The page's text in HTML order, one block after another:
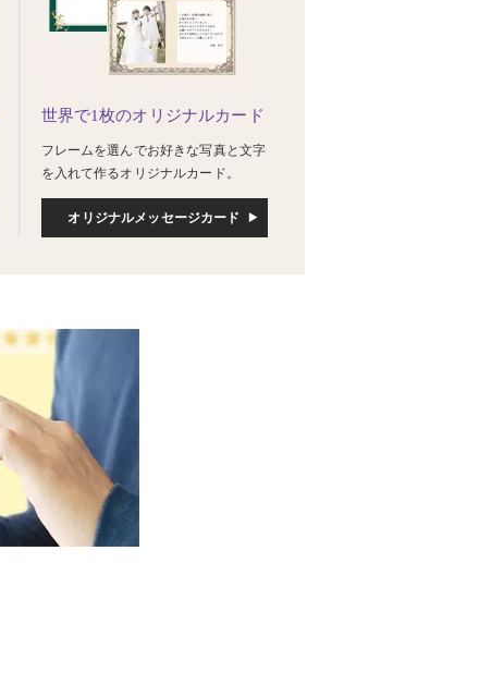
世界で1枚のオリジナルカード
フレームを選んでお好きな写真と文字
を入れて作るオリジナルカード。
オリジナルメッセージカード